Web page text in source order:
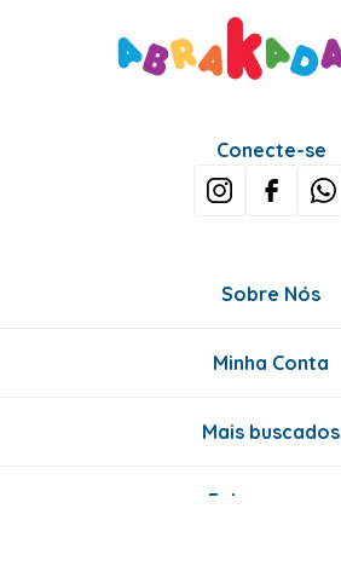
Conecte-se
Sobre Nós
Minha Conta
Mais buscados
Fale conosco